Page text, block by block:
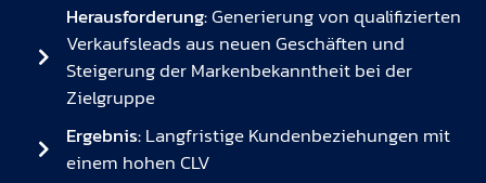
Herausforderung:Generierung von qualifizierten
Verkaufsleads aus neuen Geschäften und
Steigerung der Markenbekanntheit bei der
Zielgruppe
Ergebnis:Langfristige Kundenbeziehungen mit
einem hohen CLV